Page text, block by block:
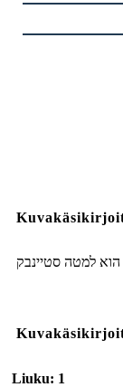
למטה סטיינבק
Liuku: 1